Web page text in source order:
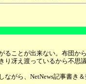
ことが出来ない。布団から
冴え渡っているから不思議
がら、NetNews記事書き＆